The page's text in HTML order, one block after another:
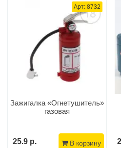
Арт: 8732
Зажигалка «Огнетушитель»
газовая
25.9 р. В корзину